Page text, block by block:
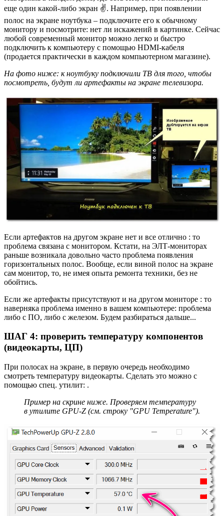
еще один какой-либо экран ✌. Например, при появлении
полос на экране ноутбука – подключите его к обычному
монитору и посмотрите: нет ли искажений в картинке. Сейчас
любой современный монитор можно легко и быстро
подключить к компьютеру с помощью HDMI-кабеля
(продается практически в каждом компьютерном магазине).
На фото ниже: к ноутбуку подключили ТВ для того, чтобы
посмотреть, будут ли артефакты на экране телевизора.
Если артефактов на другом экране нет и все отлично : то
проблема связана с монитором. Кстати, на ЭЛТ-мониторах
раньше возникала довольно часто проблема появления
горизонтальных полос. Вообще, если виной полос на экране
сам монитор, то, не имея опыта ремонта техники, без не
обойтись.
Если же артефакты присутствуют и на другом мониторе : то
наверняка проблема именно в вашем компьютере: проблема
либо с ПО, либо с железом. Будем разбираться дальше...
ШАГ 4: проверить температуру компонентов
(видеокарты, ЦП)
При полосах на экране, в первую очередь необходимо
смотреть температуру видеокарты. Сделать это можно с
помощью спец. утилит: .
Пример на скрине ниже. Проверяем температуру
в утилите GPU-Z (см. строку "GPU Temperature").